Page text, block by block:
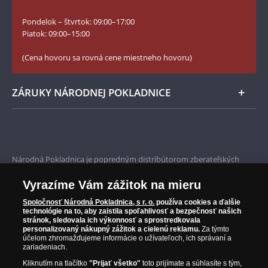
Numizmatické novinky
YouTube Národnej Pokladnice
Pondelok – štvrtok: 09:00–17:00
Piatok: 09:00–15:00
(Cena hovoru sa rovná cene miestneho hovoru)
ZÁRUKY NÁRODNEJ POKLADNICE
Iba originálne produkty
Národná Pokladnica je popredným distribútorom zberateľských
od roku 2010.
Národná Pokladnica je oficiálnym distribútorom numizmatických
emisií z viac ako 50 krajín, vrátane známych mincovní a emitentov
ako je Britská kráľovská mincovňa, Kráľovská kanadská mincovňa,
Parížska mincovňa, Nórska mincovňa, Fínska mincovňa alebo
Austrálska mincovňa Perth. Spoločnosť svojim zákazníkom a
zberateľom garantuje, že všetky produkty sú v originálnej a v
Vyrazíme Vám zážitok na mieru
Spoločnosť Národná Pokladnica, s r. o. používa cookies a ďalšie
technológie na to, aby zaistila spoľahlivosť a bezpečnosť našich
stránok, sledovala ich výkonnosť a sprostredkovala
personalizovaný nákupný zážitok a cielenú reklamu. Za týmto
účelom zhromažďujeme informácie o užívateľoch, ich správaní a
zariadeniach.
Kliknutím na tlačítko"Prijať všetko" toto prijímate a súhlasíte s tým,